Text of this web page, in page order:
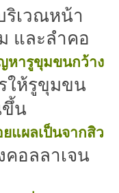
ริเวณหน้า
และลำคอ
หารูขุมขนกว้าง
ให้รูขุมขน
ขึ้น
ยแผลเป็นจากสิว
คอลลาเจน